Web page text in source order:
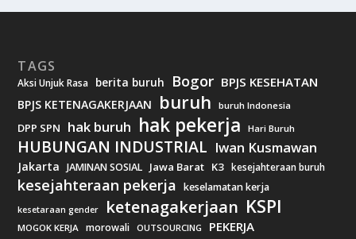
TAGS
Aksi Unjuk Rasa berita buruh Bogor BPJS KESEHATAN
BPJS KETENAGAKERJAAN buruh buruh Indonesia
DPP SPN hak buruh hak pekerja Hari Buruh
HUBUNGAN INDUSTRIAL Iwan Kusmawan
Jakarta JAMINAN SOSIAL Jawa Barat K3 kesejahteraan buruh
kesejahteraan pekerja keselamatan kerja
kesetaraan gender ketenagakerjaan KSPI
MOGOK KERJA morowali OUTSOURCING PEKERJA